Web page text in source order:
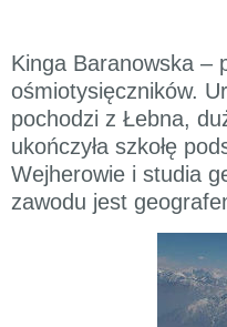
Kinga Baranowska –
ośmiotysięczników.
pochodzi z Łebna,
ukończyła szkołę
Wejherowie i studia
zawodu jest